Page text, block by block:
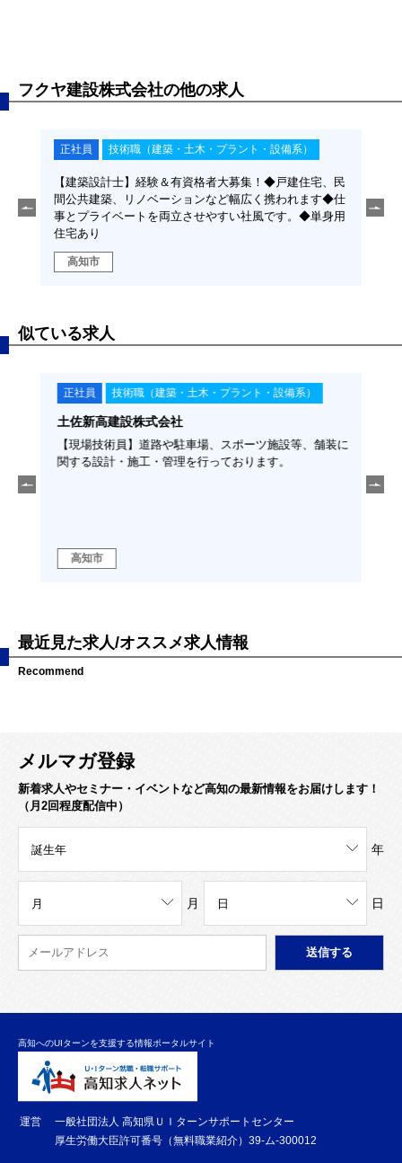
フクヤ建設株式会社の他の求人
、
正社員 技術職（建築・土木・プラント・設備系）
【建築設計士】経験＆有資格者大募集！◆戸建住宅、民
間公共建築、リノベーションなど幅広く携われます◆仕
事とプライベートを両立させやすい社風です。◆単身用
住宅あり
高知市
新築
事経
似ている求人
こ
！
正社員 技術職（建築・土木・プラント・設備系）
土佐新高建設株式会社
【現場技術員】道路や駐車場、スポーツ施設等、舗装に
関する設計・施工・管理を行っております。
高知市
勤可
ラの
最近見た求人/オススメ求人情報
Recommend
メルマガ登録
新着求人やセミナー・イベントなど高知の最新情報をお届けします！
（月2回程度配信中）
年
月 日
高知へのUIターンを支援する情報ポータルサイト
運営
一般社団法人 高知県ＵＩターンサポートセンター
厚生労働大臣許可番号（無料職業紹介）39-ム-300012